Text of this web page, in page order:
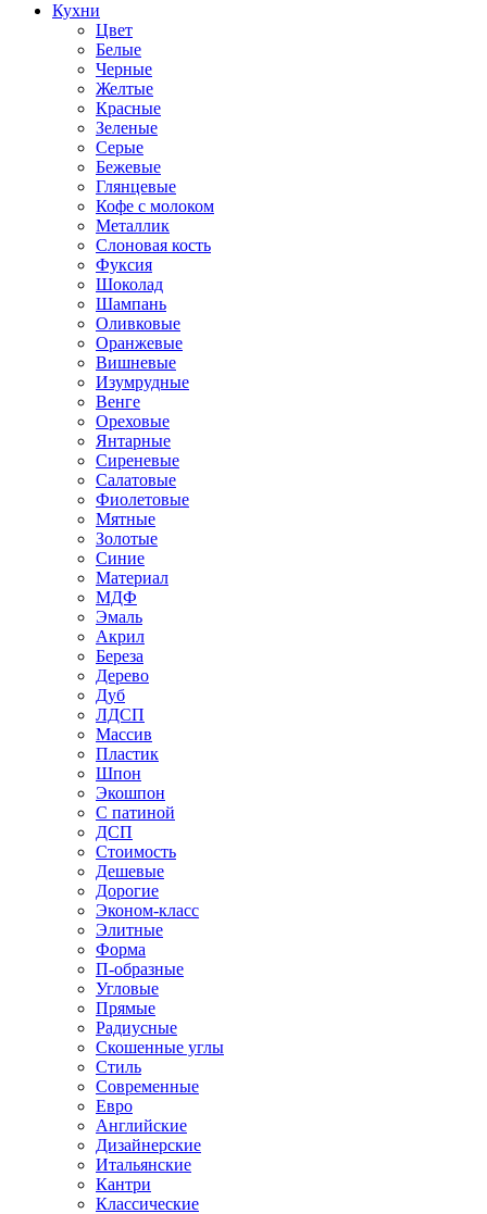
Кухни
Цвет
Белые
Черные
Желтые
Красные
Зеленые
Серые
Бежевые
Глянцевые
Кофе с молоком
Металлик
Слоновая кость
Фуксия
Шоколад
Шампань
Оливковые
Оранжевые
Вишневые
Изумрудные
Венге
Ореховые
Янтарные
Сиреневые
Салатовые
Фиолетовые
Мятные
Золотые
Синие
Материал
МДФ
Эмаль
Акрил
Береза
Дерево
Дуб
ЛДСП
Массив
Пластик
Шпон
Экошпон
С патиной
ДСП
Стоимость
Дешевые
Дорогие
Эконом-класс
Элитные
Форма
П-образные
Угловые
Прямые
Радиусные
Скошенные углы
Стиль
Современные
Евро
Английские
Дизайнерские
Итальянские
Кантри
Классические